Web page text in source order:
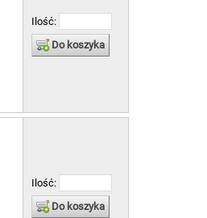
Ilość:
Do koszyka
Ilość:
Do koszyka